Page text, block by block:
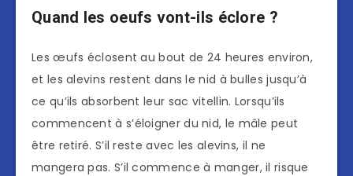
Quand les oeufs vont-ils éclore ?
Les œufs éclosent au bout de 24 heures environ,
et les alevins restent dans le nid à bulles jusqu’à
ce qu’ils absorbent leur sac vitellin. Lorsqu’ils
commencent à s’éloigner du nid, le mâle peut
être retiré. S’il reste avec les alevins, il ne
mangera pas. S’il commence à manger, il risque